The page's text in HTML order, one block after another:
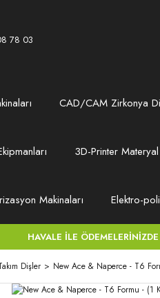
78 03
CAD/CAM Zirkonya
3D-Printer
Makinaları Elektro-
HAVALE İLE
Dişler New Ace & Naperce - T6